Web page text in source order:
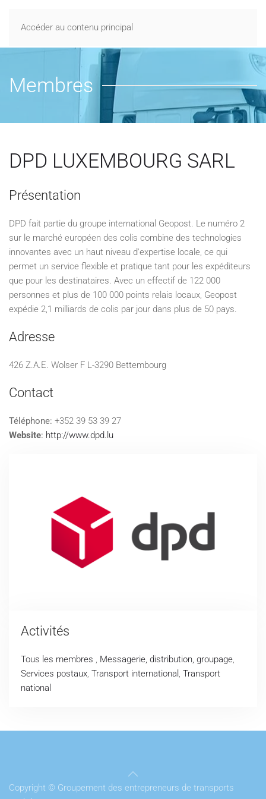
Accéder au contenu principal
Membres
DPD LUXEMBOURG SARL
Présentation
DPD fait partie du groupe international Geopost. Le numéro 2
sur le marché européen des colis combine des technologies
innovantes avec un haut niveau d'expertise locale, ce qui
permet un service flexible et pratique tant pour les expéditeurs
que pour les destinataires. Avec un effectif de 122 000
personnes et plus de 100 000 points relais locaux, Geopost
expédie 2,1 milliards de colis par jour dans plus de 50 pays.
Adresse
426 Z.A.E. Wolser F L-3290 Bettembourg
Contact
Téléphone: +352 39 53 39 27
Website: http://www.dpd.lu
Activités
Tous les membres , Messagerie, distribution, groupage,
Services postaux, Transport international , Transport
national
Copyright © Groupement des entrepreneurs de transports